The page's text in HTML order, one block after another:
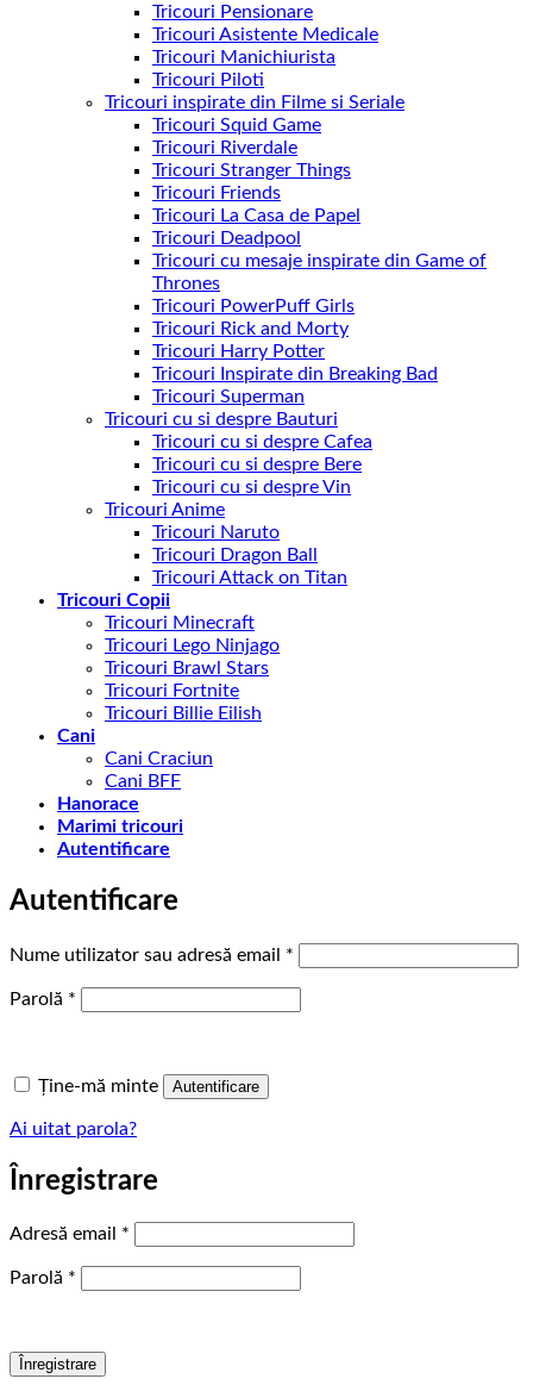
Tricouri Pensionare
Tricouri Asistente Medicale
Tricouri Manichiurista
Tricouri Piloti
Tricouri inspirate din Filme si Seriale
Tricouri Squid Game
Tricouri Riverdale
Tricouri Stranger Things
Tricouri Friends
Tricouri La Casa de Papel
Tricouri Deadpool
Tricouri cu mesaje inspirate din Game of
Thrones
Tricouri PowerPuff Girls
Tricouri Rick and Morty
Tricouri Harry Potter
Tricouri Inspirate din Breaking Bad
Tricouri Superman
Tricouri cu si despre Bauturi
Tricouri cu si despre Cafea
Tricouri cu si despre Bere
Tricouri cu si despre Vin
Tricouri Anime
Tricouri Naruto
Tricouri Dragon Ball
Tricouri Attack on Titan
Tricouri Copii
Tricouri Minecraft
Tricouri Lego Ninjago
Tricouri Brawl Stars
Tricouri Fortnite
Tricouri Billie Eilish
Cani
Cani Craciun
Cani BFF
Hanorace
Marimi tricouri
Autentificare
Autentificare
Nume utilizator sau adresă email *
Parolă *
Ține-mă minte Autentificare
Ai uitat parola?
Înregistrare
Adresă email *
Parolă *
Înregistrare